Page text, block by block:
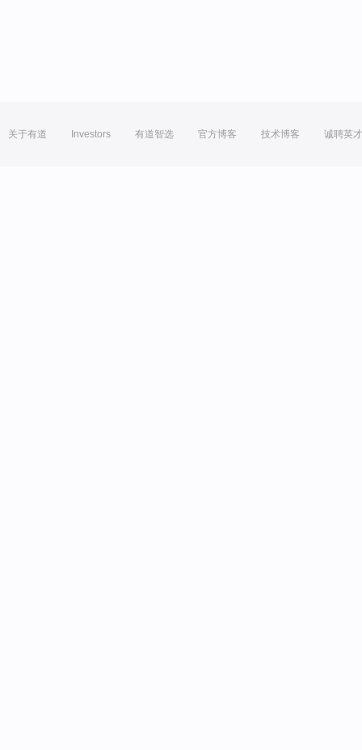
关于有道 Investors 有道智选 官方博客 技术博客 诚聘英才